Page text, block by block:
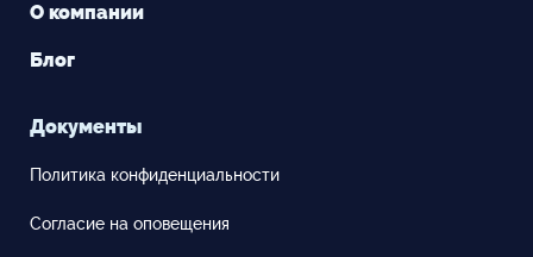
О компании
Блог
Документы
Политика конфиденциальности
Согласие на оповещения